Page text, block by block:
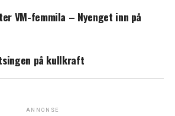
VM-femmila – Nyenget inn på
på kullkraft
ANNONSE